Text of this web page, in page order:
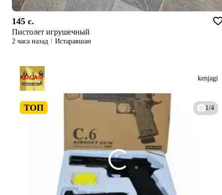
145 c.
Пистолет игрушечный
2 часа назад Истаравшан
kenjagi
ТОП 1/4